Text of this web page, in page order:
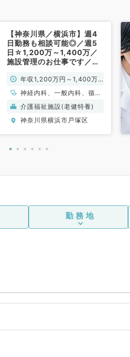
【神奈川県／横浜市】週4
日勤務も相談可能◎／週5
日☆1,200万～1,400万／
施設管理のお仕事です／介
常勤）年収1,200万円～1,400万
円
神経内科、一般内科、循環
器内科、呼吸器内科、消化
器内科、内分泌・代謝内
科、腎臓内科、老年内科、
介護福祉施設(老健特養)
神奈川県横浜市戸塚区
勤務地